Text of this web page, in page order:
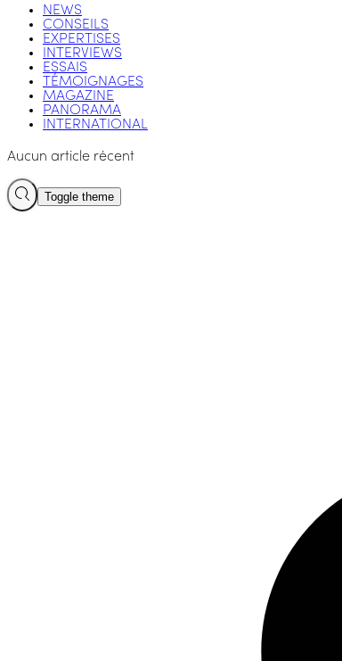
NEWS
CONSEILS
EXPERTISES
INTERVIEWS
ESSAIS
TÉMOIGNAGES
MAGAZINE
PANORAMA
INTERNATIONAL
Aucun article récent
Toggle theme